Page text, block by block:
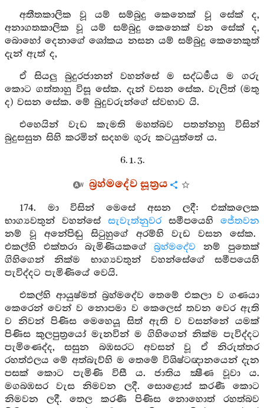
අතීතකාලික වූ යම් සම්බුදු කෙනෙක් වූ සේක් ද,
අනාගතකාලික වූ යම් සම්බුදු කෙනෙක් වන සේක් ද,
බොහෝ දෙනාගේ ශෝකය නසන යම් සම්බුදු කෙනෙකුත්
දැන් ඇත් ද,
ඒ සියලු බුදුරජානන් වහන්සේ ම සද්ධර්‍මය ම ගරු
කොට ගත්තාහු විසූ සේක. දැන් වසන සේක. වැලිත් (මතු
ද) වසන සේක. මේ බුදුවරුන්ගේ ස්වභාව යි.
එහෙයින් වැඩ කැමති මහත්බව පතන්නහු විසින්
බුදුසසුන සිහි කරමින් සදහම ගුරු කටයුත්තේ ය.
6. 1. 3.
බ්‍රහ්මදේව සූත්‍රය
174. මා විසින් මෙසේ අසන ලදී: එක්කලෙක
භාග්‍යවතුන් වහන්සේ සැවැත්නුවරසමීපයෙහි ජේතවන
නම් වූ අනේපිඬු සිටුහුගේ අරම්හි වැඩ වසන සේක.
එකල්හි එක්තරා බැමිණියකගේ බ්‍රහ්මදේව නම් පුතෙක්
ගිහිගෙන් නික්ම භාග්‍යවතුන් වහන්සේගේ සමීපයෙහි
පැවිද්දට පැමිණියේ වෙයි.
එකල්හි ආයුෂ්මත් බ්‍රහ්මදේව තෙමේ එකලා ව ගණයා
කෙරෙන් වෙන් ව නොපමා ව කෙලෙස් තවන වෙර ඇති
ව නිවන් පිණිස මෙහෙයූ සිත් ඇති ව වසන්නේ යමක්
පිණිස කුලපුත්‍රයෝ මැනවින් ම ගිහිගෙන් නික්ම පැවිද්දට
පැමිණෙද්ද, සසුන බඹසරට අවසන් වූ ඒ නිරුත්තර
රහත්ඵලය මේ අත්බැව්හි ම තෙමේ විශිෂ්ටඥානයෙන් දැන
පසක් කොට පැමිණි විසී ය. ජාතිය ක්‍ෂීණ වූවා ය.
මගබඹසර වැස නිමවන ලදී. සොළොස් කරණී කොට
නිමවන ලදී. තෙල කරණී පිණිස නොහොත් රහත්බව